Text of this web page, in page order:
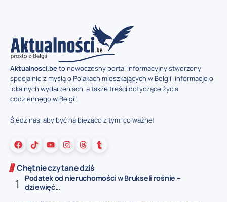
Aktualnosci.beto nowoczesny portal informacyjny stworzony
specjalnie z myślą o Polakach mieszkających w Belgii: informacje o
lokalnych wydarzeniach, a także treści dotyczące życia
codziennego w Belgii.
Śledź nas, aby być na bieżąco z tym, co ważne!
Chętnie czytane dziś
Podatek od nieruchomości w Brukseli rośnie –
dziewięć...